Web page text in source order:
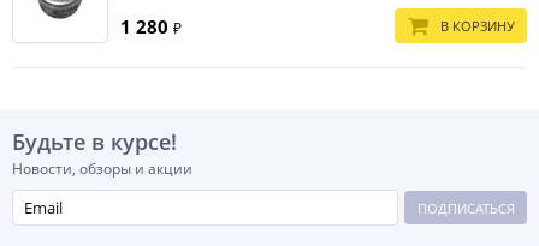
1 280 ₽ В КОРЗИНУ
Будьте в курсе!
Новости, обзоры и акции
ПОДПИСАТЬСЯ